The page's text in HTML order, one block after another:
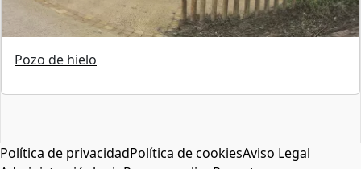
Pozo de hielo
Política de privacidadPolítica de cookiesAviso Legal